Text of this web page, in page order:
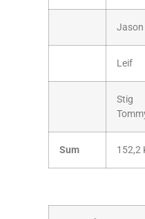
Jason
Leif
Stig
Sum 152,2